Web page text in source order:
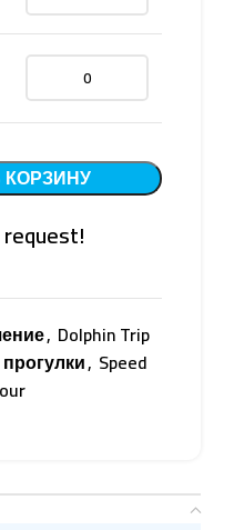
, Dolphin Trip
, Speed